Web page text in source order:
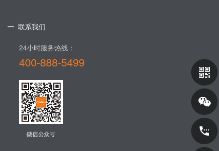
一 联系我们
24小时服务热线：
400-888-5499​